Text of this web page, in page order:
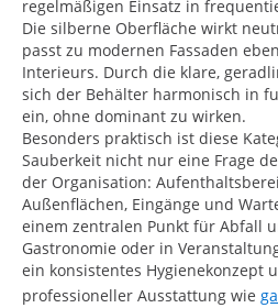
regelmäßigen Einsatz in
Die silberne Oberfläche wirkt
passt zu modernen Fassaden
Interieurs. Durch die klare,
sich der Behälter harmonisch in
ein, ohne dominant zu wirken.
Besonders praktisch ist diese
Sauberkeit nicht nur eine Frage
der Organisation:
Außenflächen, Eingänge und
einem zentralen Punkt für Abfall
Gastronomie oder in
ein konsistentes Hygienekonzept
professioneller Ausstattung wie